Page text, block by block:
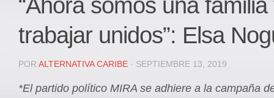
Deportes
JUDICIAL
DEPARTAMENTAL
“Ahora somos una
trabajar unidos”: Elsa
POR ALTERNATIVA CARIBE · SEPTIEMBRE 13, 2019
*El partido político MIRA se adhiere a la campaña